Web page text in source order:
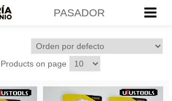
PASADOR
. Products on page